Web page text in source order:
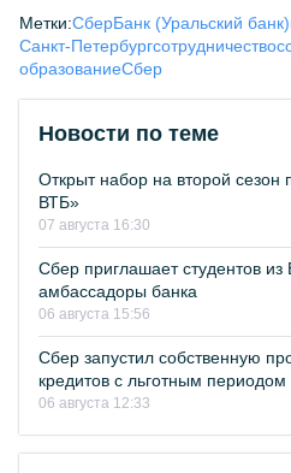
Метки:СберБанк (Уральский банк)
Санкт-Петербургсотрудничество
образованиеСбер
Новости по теме
Открыт набор на второй
ВТБ»
07 августа 16:30
Сбер приглашает студентов из
амбассадоры банка
06 августа 15:56
Сбер запустил собственную
кредитов с льготным периодом
06 августа 12:33